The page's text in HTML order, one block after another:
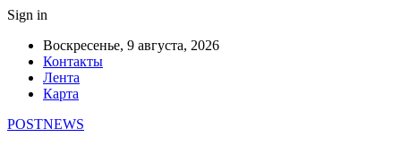
Sign in
Воскресенье, 9 августа, 2026
Контакты
Лента
Карта
POSTNEWS